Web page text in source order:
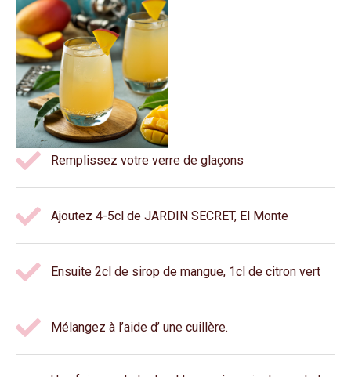
Remplissez votre verre de glaçons
Ajoutez 4-5cl de JARDIN SECRET, El Monte
Ensuite 2cl de sirop de mangue, 1cl de citron vert
Mélangez à l’aide d’ une cuillère.